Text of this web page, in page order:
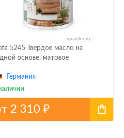
5245 Твердое масло на
основе, матовое
Германия
2 310₽